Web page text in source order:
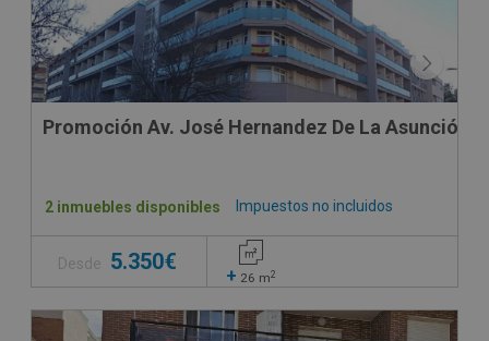
Promoción Av. José Hernandez De La Asunción
Impuestos no incluidos
2 inmuebles disponibles
Desde 5.350€
+ 26 m2